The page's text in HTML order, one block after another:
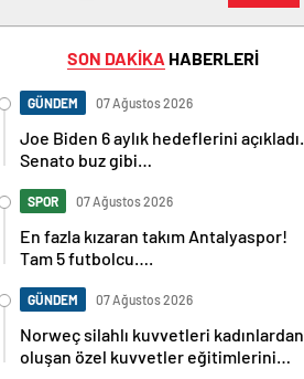
SON DAKİKA HABERLERİ
GÜNDEM 07 Ağustos 2026
Joe Biden 6 aylık hedeflerini açıkladı.
Senato buz gibi…
SPOR 07 Ağustos 2026
En fazla kızaran takım Antalyaspor!
Tam 5 futbolcu….
GÜNDEM 07 Ağustos 2026
Norweç silahlı kuvvetleri kadınlardan
oluşan özel kuvvetler eğitimlerini